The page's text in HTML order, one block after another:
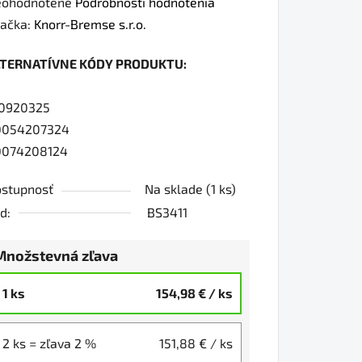
Knorr-Bremse s.r.o.
KÓDY PRODUKTU:
Na sklade (1 ks)
BS3411
zľava
1 ks 154,98 € / ks
2 ks = zľava 2 % 151,88 € / ks